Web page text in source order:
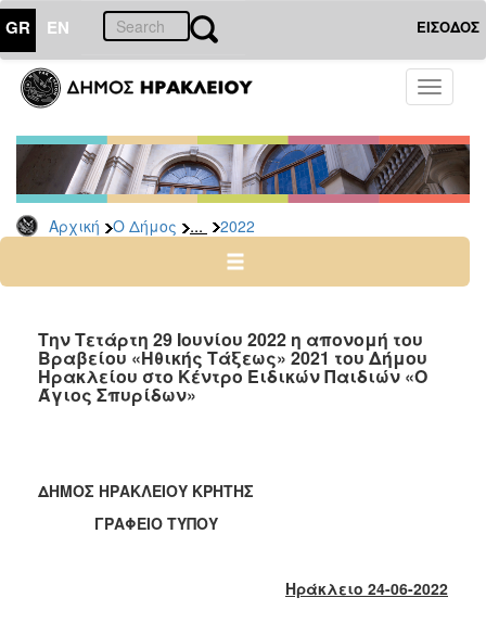
GR EN ΕΙΣΟΔΟΣ
Toggle
Αρχική Ο Δήμος ... 2022
ΔΗΜΟΣ
Δελτία
Τύπου
Αρχείο
2026
2024
2022
2021
2018
2017
Την Τετάρτη 29 Ιουνίου 2022 η απονομή του
Βραβείου «Ηθικής Τάξεως» 2021 του Δήμου
Ηρακλείου στο Κέντρο Ειδικών Παιδιών «Ο
Άγιος Σπυρίδων»
ΔΗΜΟΣ ΗΡΑΚΛΕΙΟΥ ΚΡΗΤΗΣ
ΓΡΑΦΕΙΟ ΤΥΠΟΥ
Ηράκλειο 24-06-2022